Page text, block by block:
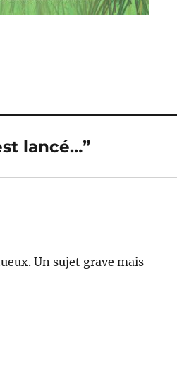
lancé…”
Un sujet grave mais